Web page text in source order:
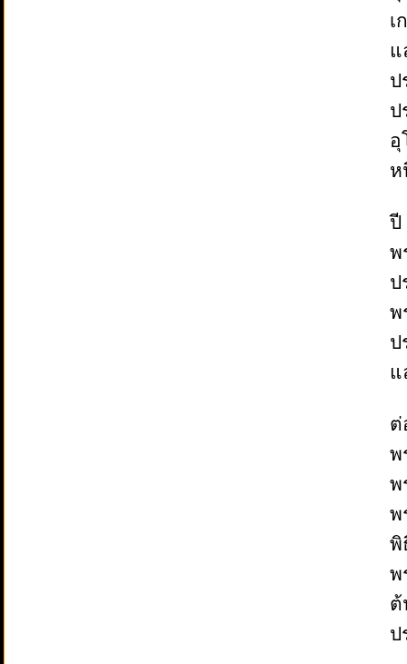
เ
แ
ป
ป
อุ
ห
ปี
พ
ป
พ
ป
แ
ต่
พ
พ
พ
พิ
พ
ต้
ป